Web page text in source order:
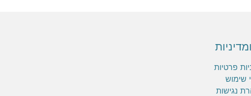
פרטיות
שימוש
נגישות